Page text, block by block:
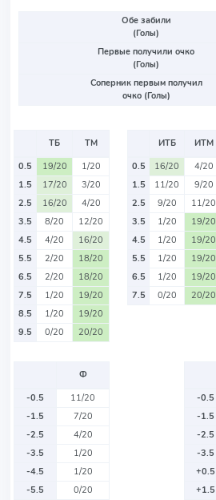
Обе забили
(Голы)
Первые получили очко
(Голы)
Соперник первым получил
очко (Голы)
ТБ
ТМ
0.5
19/20
1/20
1.5
17/20
3/20
2.5
16/20
4/20
3.5
8/20
12/20
4.5
4/20
16/20
5.5
2/20
18/20
6.5
2/20
18/20
7.5
1/20
19/20
8.5
1/20
19/20
9.5
0/20 20/20
ИТБ
ИТМ
0.5
16/20
4/20
1.5
11/20
9/20
2.5
9/20
11/20
3.5
1/20
19/20
4.5
1/20
19/20
5.5
1/20
19/20
6.5
1/20
19/20
7.5
0/20 20/20
Ф
-0.5
11/20
-1.5
7/20
-2.5
4/20
-3.5
1/20
-4.5
1/20
-5.5
0/20
-0.5
-1.5
-2.5
-3.5
+0.5
+1.5